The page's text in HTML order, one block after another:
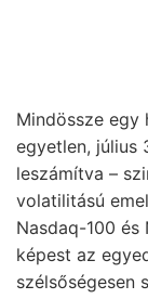
Mindössze egy
egyetlen, július
leszámítva –
volatilitású
Nasdaq-100 és
képest az
szélsőségesen